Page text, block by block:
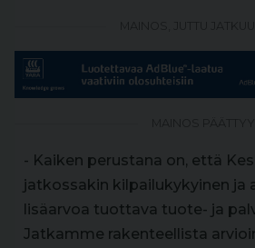
- Kaiken perustana on, että
jatkossakin kilpailukykyinen ja
lisäarvoa tuottava tuote- ja
Jatkamme rakenteellista